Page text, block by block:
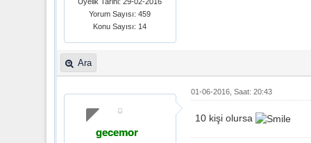
Yorum Sayısı: 459
Konu Sayısı: 14
Ara
gecemor
01-06-2016, Saat: 20:43
10 kişi olursa